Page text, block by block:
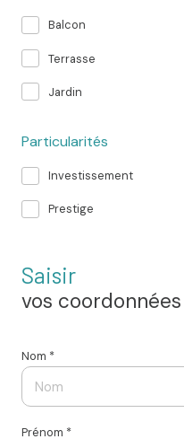
Balcon
Terrasse
Jardin
Particularités
Investissement
Prestige
Saisir
vos coordonnées
Nom *
Prénom *